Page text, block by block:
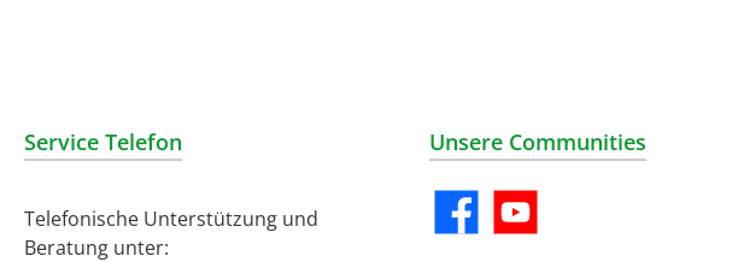
Service Telefon
Telefonische Unterstützung und
Beratung unter:
Unsere Communities
FacebookYouTube